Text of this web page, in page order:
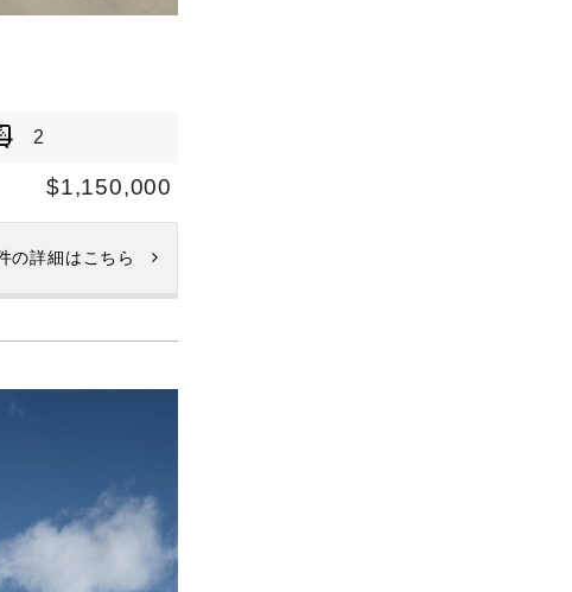
2
$1,150,000
の詳細はこちら